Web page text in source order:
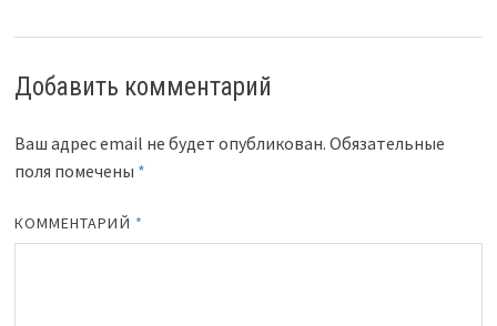
Добавить комментарий
Ваш адрес email не будет опубликован. Обязательные
поля помечены *
КОММЕНТАРИЙ *